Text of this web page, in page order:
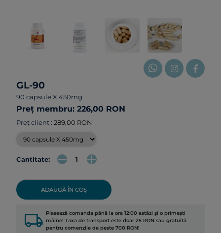
GL-90
90 capsule X 450mg
Preț membru: 226,00 RON
Preț client : 289,00 RON
Cantitate:
ADAUGĂ ÎN COȘ
local_shipping Plasează comanda până la ora 12:00 astăzi și o primești
mâine! Taxa de transport este doar 25 RON sau gratuită
pentru comenzile de peste 700 RON!